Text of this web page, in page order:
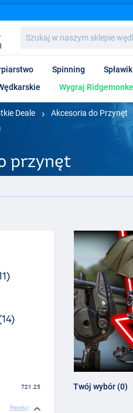
w
naszym
wędkarskim...
Spinning
Wygraj
Deale
Akcesoria do Przynęt
przynęt
721.25
Resetuj
Twój wybór (0)